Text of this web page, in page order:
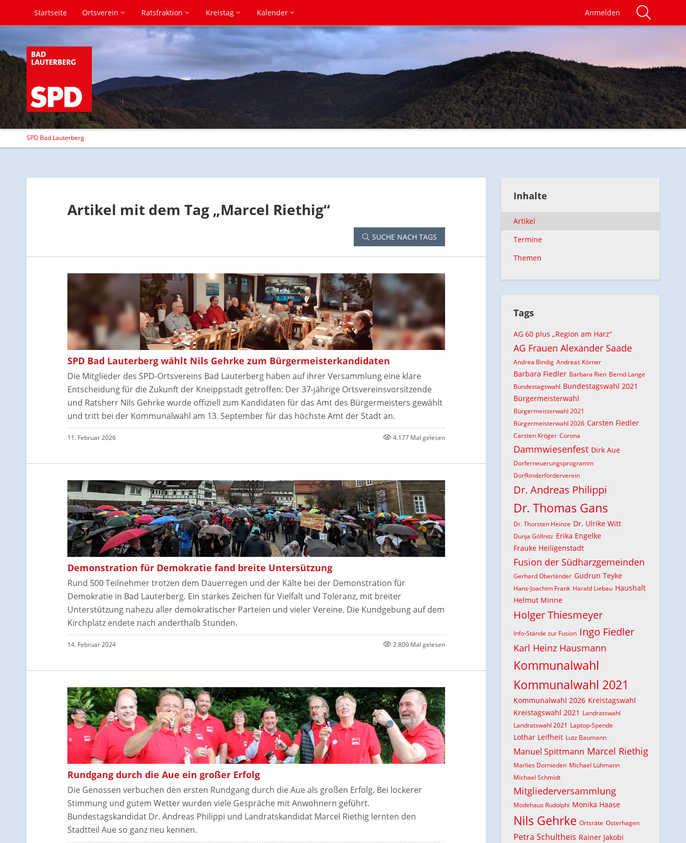
Startseite Ortsverein Ratsfraktion Kreistag Kalender Anmelden
SPD Bad Lauterberg
Artikel mit dem Tag „Marcel Riethig“
SUCHE NACH TAGS
SPD Bad Lauterberg wählt Nils Gehrke zum Bürgermeisterkandidaten
Die Mitglieder des SPD-Ortsvereins Bad Lauterberg haben auf ihrer Versammlung eine klare
Entscheidung für die Zukunft der Kneippstadt getroffen: Der 37-jährige Ortsvereinsvorsitzende
und Ratsherr Nils Gehrke wurde offiziell zum Kandidaten für das Amt des Bürgermeisters gewählt
und tritt bei der Kommunalwahl am 13. September für das höchste Amt der Stadt an.
11. Februar 2026 4.177 Mal gelesen
Demonstration für Demokratie fand breite Untersützung
Rund 500 Teilnehmer trotzen dem Dauerregen und der Kälte bei der Demonstration für
Demokratie in Bad Lauterberg. Ein starkes Zeichen für Vielfalt und Toleranz, mit breiter
Unterstützung nahezu aller demokratischer Parteien und vieler Vereine. Die Kundgebung auf dem
Kirchplatz endete nach anderthalb Stunden.
14. Februar 2024 2.800 Mal gelesen
Rundgang durch die Aue ein großer Erfolg
Die Genossen verbuchen den ersten Rundgang durch die Aue als großen Erfolg. Bei lockerer
Stimmung und gutem Wetter wurden viele Gespräche mit Anwohnern geführt.
Bundestagskandidat Dr. Andreas Philippi und Landratskandidat Marcel Riethig lernten den
Stadtteil Aue so ganz neu kennen.
Inhalte
Artikel
Termine
Themen
Tags
AG 60 plus „Region am Harz“
AG Frauen Alexander Saade
Andrea Bindig Andreas Körner
Barbara Fiedler Barbara Rien Bernd Lange
Bundestagswahl Bundestagswahl 2021
Bürgermeisterwahl
Bürgermeisterwahl 2021
Bürgermeisterwahl 2026 Carsten Fiedler
Carsten Kröger Corona
Dammwiesenfest Dirk Aue
Dorferneuerungsprogramm
Dorfkinderförderverein
Dr. Andreas Philippi
Dr. Thomas Gans
Dr. Thorsten Heinze Dr. Ulrike Witt
Dunja Göllnitz Erika Engelke
Frauke Heiligenstadt
Fusion der Südharzgemeinden
Gerhard Oberländer Gudrun Teyke
Hans-Joachim Frank Harald Liebau Haushalt
Helmut Minne
Holger Thiesmeyer
Info-Stände zur Fusion Ingo Fiedler
Karl Heinz Hausmann
Kommunalwahl
Kommunalwahl 2021
Kommunalwahl 2026 Kreistagswahl
Kreistagswahl 2021 Landratswahl
Landratswahl 2021 Laptop-Spende
Lothar Leifheit Lutz Baumann
Manuel Spittmann Marcel Riethig
Marlies Dornieden Michael Lühmann
Michael Schmidt
Mitgliederversammlung
Modehaus Rudolphi Monika Haase
Nils Gehrke Ortsräte Osterhagen
Petra Schultheis Rainer Jakobi